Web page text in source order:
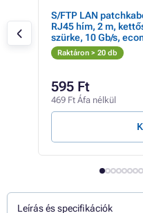
S/FTP LAN
RJ45 hím, 2 m,
szürke, 10 Gb/s,
Raktáron > 20 db
595 Ft
469 Ft Áfa nélkül
Leírás és specifikációk